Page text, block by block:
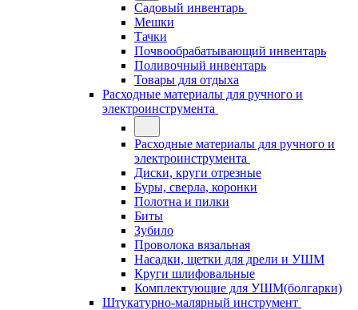
Садовый инвентарь
Мешки
Тачки
Почвообрабатывающий инвентарь
Поливочный инвентарь
Товары для отдыха
Расходные материалы для ручного и
электроинструмента
Расходные материалы для ручного и
электроинструмента
Диски, круги отрезные
Буры, сверла, коронки
Полотна и пилки
Биты
Зубило
Проволока вязальная
Насадки, щетки для дрели и УШМ
Круги шлифовальные
Комплектующие для УШМ(болгарки)
Штукатурно-малярный инструмент